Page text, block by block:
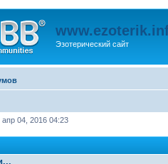
Эзотерический сайт
04, 2016 04:23